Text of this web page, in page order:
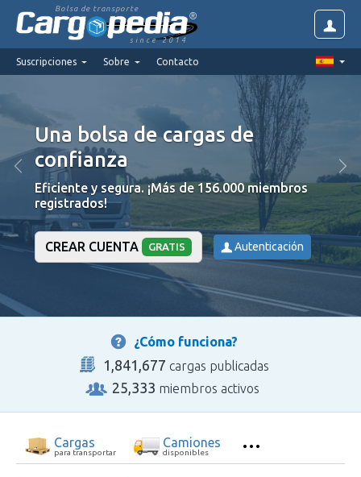
Bolsa de transporte
since 2014
Suscripciones Sobre Contacto
Una bolsa de cargas de
confianza
Eficiente y segura. ¡Más de 156.000 miembros
registrados!
CREAR CUENTA GRATIS Autenticación
¿Cómo funciona?
1,841,677 cargas publicadas
25,333 miembros activos
Cargas
para transportar
Camiones
disponibles